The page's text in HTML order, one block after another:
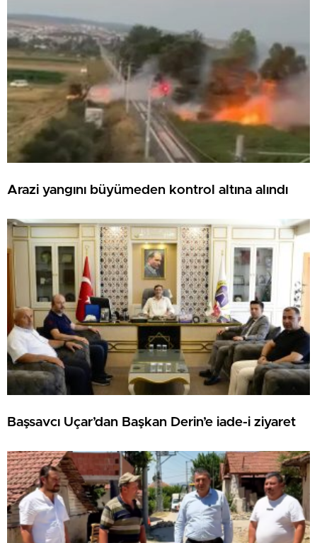
Arazi yangını büyümeden kontrol altına alındı
Başsavcı Uçar’dan Başkan Derin’e iade-i ziyaret